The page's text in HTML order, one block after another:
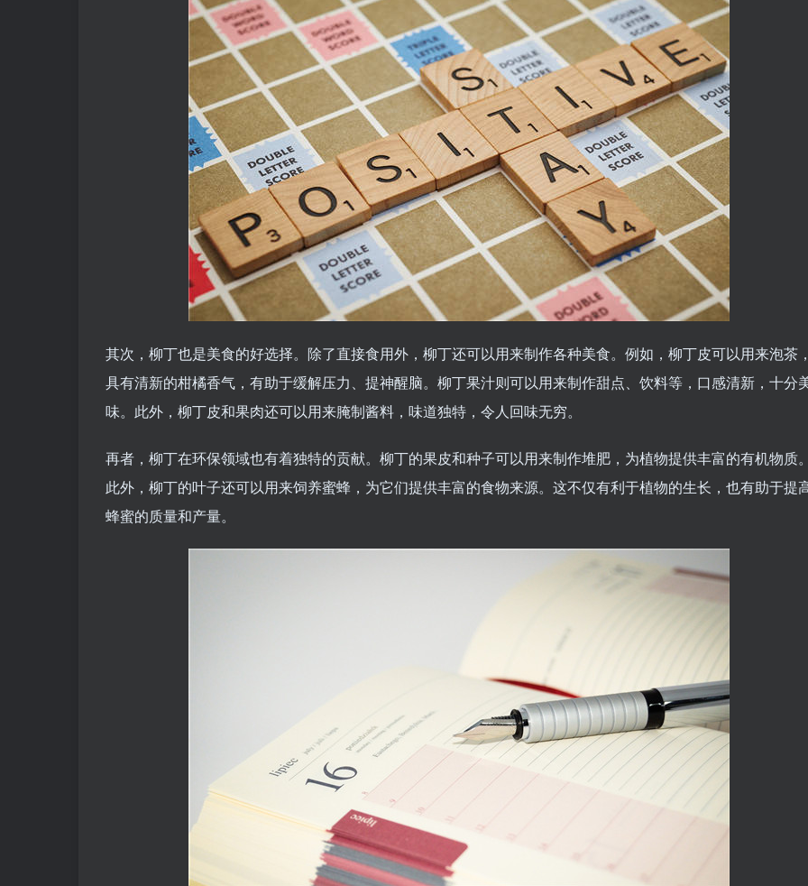
其次，柳丁也是美食的好选择。除了直接食用外，柳丁还可以用来制作各种美食。例如，柳丁皮可以用来泡茶
具有清新的柑橘香气，有助于缓解压力、提神醒脑。柳丁果汁则可以用来制作甜点、饮料等，口感清新，十分
味。此外，柳丁皮和果肉还可以用来腌制酱料，味道独特，令人回味无穷。
再者，柳丁在环保领域也有着独特的贡献。柳丁的果皮和种子可以用来制作堆肥，为植物提供丰富的有机物质
此外，柳丁的叶子还可以用来饲养蜜蜂，为它们提供丰富的食物来源。这不仅有利于植物的生长，也有助于提
蜂蜜的质量和产量。